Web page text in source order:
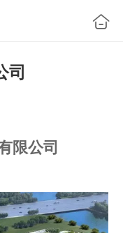
司
限公司